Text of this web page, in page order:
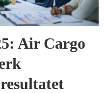
Air Cargo